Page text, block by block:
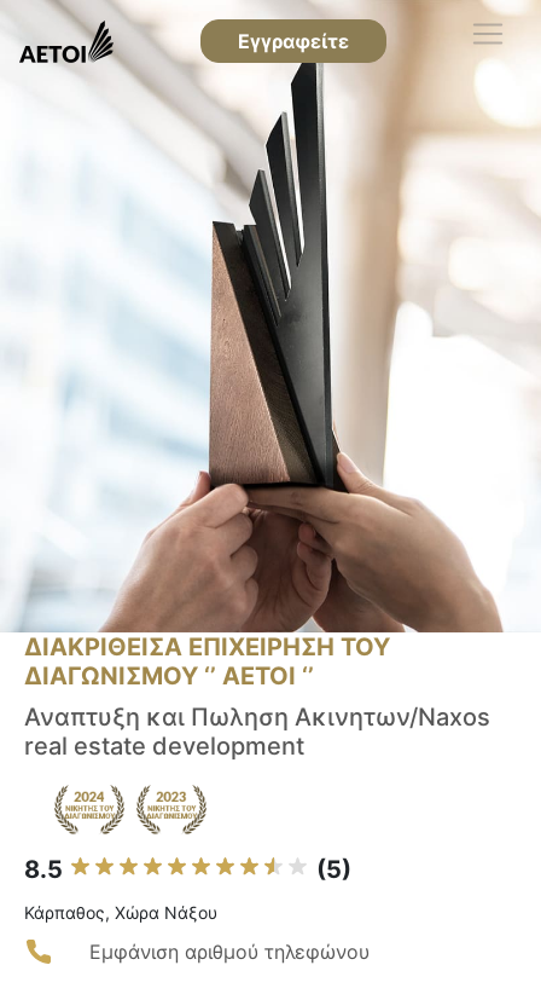
Εγγραφείτε
ΔΙΑΚΡΙΘΕΙΣΑ ΕΠΙΧΕΙΡΗΣΗ ΤΟΥ
ΔΙΑΓΩΝΙΣΜΟΥ ‘’ ΑΕΤΟΙ ‘’
Αναπτυξη και Πωληση Ακινητων/Naxos
real estate development
8.5 (5)
Κάρπαθος, Χώρα Νάξου
Εμφάνιση αριθμού τηλεφώνου